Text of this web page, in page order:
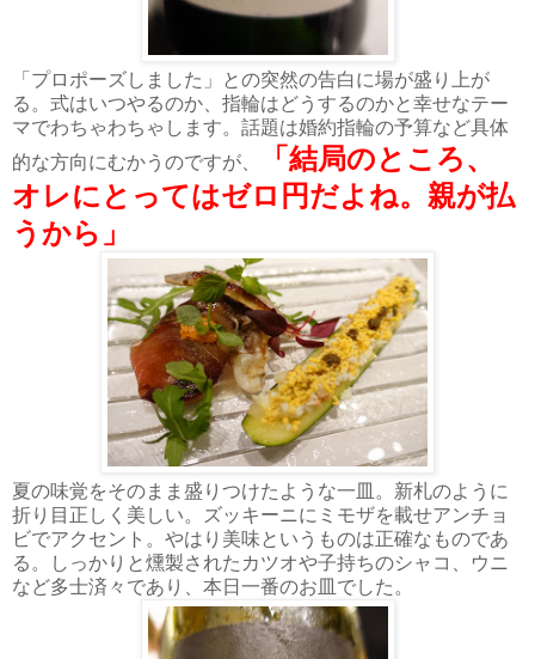
「プロポーズしました」との突然の告白に場が盛り上が
る。式はいつやるのか、指輪はどうするのかと幸せなテー
マでわちゃわちゃします。話題は婚約指輪の予算など具体
的な方向にむかうのですが、
「結局のところ、
オレにとってはゼロ円だよね。親が払
うから」
夏の味覚をそのまま盛りつけたような一皿。新札のように
折り目正しく美しい。ズッキーニにミモザを載せアンチョ
ビでアクセント。やはり美味というものは正確なものであ
る。しっかりと燻製されたカツオや子持ちのシャコ、ウニ
など多士済々であり、本日一番のお皿でした。